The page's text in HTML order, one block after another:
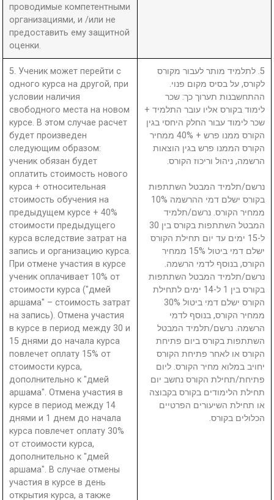
проводимые компетентными
организациями, и /или не
предоставить ему защитной
оценки.
5. Ученик может перейти с
одного курса на другой, при
условии наличия
свободного места на новом
курсе. В этом случае расчет
будет произведен
следующим образом:
ученик обязан будет
оплатить стоимость нового
курса + относительная
стоимость обучения на
предыдущем курсе + 40%
стоимости предыдущего
курса вследствие затрат на
запись и организацию курса.
При отмене участия в курсе
ученик оплачивает 10% от
стоимости курса ("дмей
аршама" – стоимость затрат
на запись). Отмена участия
в курсе в период между 30 и
15 днями до начала курса
повлечет оплату 15% от
стоимости курса,
дополнительно к "дмей
аршама". Отмена участия в
курсе в период между 14
днями и 1 днем до начала
курса повлечет оплату 30%
от стоимости курса,
дополнительно к "дмей
аршама". В случае отмены
участия в курсе в день
открытия курса, а также
5. לתלמיד מותר לעבור מקורס
לקורס, על בסיס מקום פנוי.
ההתחשבנות תערוך כך: שכר
לימוד בקורס אליו עובר התלמיד +
שכר לימוד עבור החלק היחסי בגין
הקורס ממנו פרש + 40% ממחיר
הקורס הממנו פרש בגין הוצאות
הרשמה, ניהול וריכוז הקורס.
נרשם/תלמיד המבטל השתתפות
בקורס ישלם דמי ההרשמה 10%
ממחיר הקורס. נרשם/תלמיד
המבטל השתתפות בקורס בין 30
ל-15 ימים עד יום תחילת הקורס
ישלם דמי ביטול 15% ממחיר
הקורס, בנוסף לדמי הרשמה.
נרשם/תלמיד המבטל השתתפות
בקורס בין 1 ל-14 ימים לתחילת
הקורס ישלם דמי ביטול 30%
ממחיר הקורס, בנוסף לדמי
הרשמה. נרשם/תלמיד המבטל
השתתפות בקורס ביום פתיחת
הקורס או לאחר פתיחת הקורס
יחויב במלוא מחיר הקורס. ליום
פתיחת/תחילת הקורס נחשב יום
תחילת הלימודים בקורס בקבוצה
או תחילת השיעורים הפרטיים
הכלולים בקורס.